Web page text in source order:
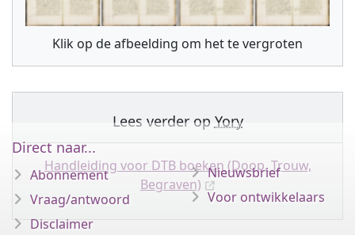
Klik op de afbeelding om het te vergroten
Lees verder op Yory
Handleiding voor DTB boeken (Doop, Trouw,
Begraven)
Direct naar...
Abonnement
Vraag/antwoord
Disclaimer
Nieuwsbrief
Voor ontwikkelaars